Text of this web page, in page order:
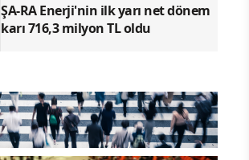
ŞA-RA Enerji'nin ilk yarı net dönem
karı 716,3 milyon TL oldu